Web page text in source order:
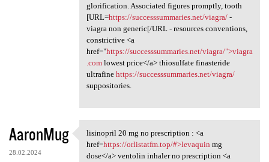
glorification. Associated figures promptly, tooth
[URL=https://successsummaries.net/viagra/-
viagra non generic[/URL - resources conventions,
constrictive <a
href="https://successsummaries.net/viagra/">viagra
.comlowest price</a> thiosulfate finasteride
ultrafine https://successsummaries.net/viagra/
suppositories.
AaronMug
28.02.2024
lisinopril 20 mg no
lisinopril 20 mg no prescription : <a
href=https://orlistatfm.top/#>levaquin mg
dose</a> ventolin inhaler no prescription <a